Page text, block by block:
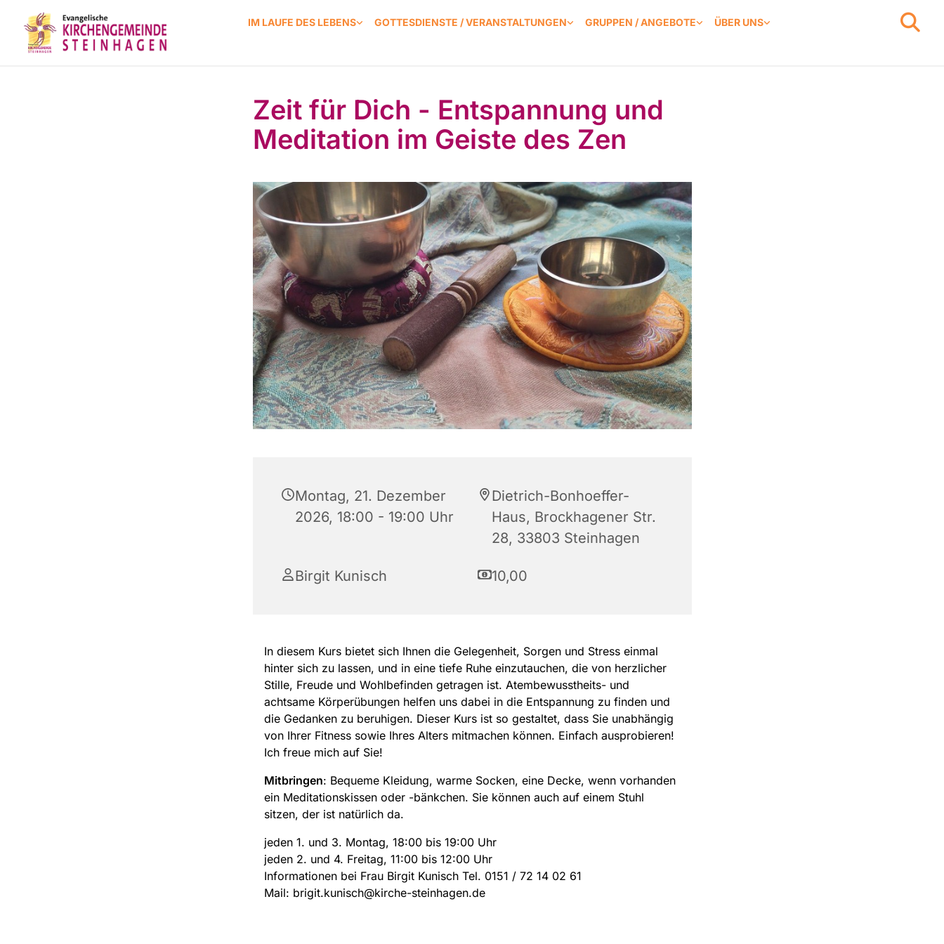
IM LAUFE DES LEBENS GOTTESDIENSTE / VERANSTALTUNGEN GRUPPEN / ANGEBOTE ÜBER UNS
Zeit für Dich - Entspannung und
Meditation im Geiste des Zen
Montag, 21. Dezember
2026, 18:00 - 19:00 Uhr
Dietrich-Bonhoeffer-
Haus, Brockhagener Str.
28, 33803 Steinhagen
Birgit Kunisch 10,00
In diesem Kurs bietet sich Ihnen die Gelegenheit, Sorgen und Stress einmal
hinter sich zu lassen, und in eine tiefe Ruhe einzutauchen, die von herzlicher
Stille, Freude und Wohlbefinden getragen ist. Atembewusstheits- und
achtsame Körperübungen helfen uns dabei in die Entspannung zu finden und
die Gedanken zu beruhigen. Dieser Kurs ist so gestaltet, dass Sie unabhängig
von Ihrer Fitness sowie Ihres Alters mitmachen können. Einfach ausprobieren!
Ich freue mich auf Sie!
Mitbringen: Bequeme Kleidung, warme Socken, eine Decke, wenn vorhanden
ein Meditationskissen oder -bänkchen. Sie können auch auf einem Stuhl
sitzen, der ist natürlich da.
jeden 1. und 3. Montag, 18:00 bis 19:00 Uhr
jeden 2. und 4. Freitag, 11:00 bis 12:00 Uhr
Informationen bei Frau Birgit Kunisch Tel. 0151 / 72 14 02 61
Mail: brigit.kunisch@kirche-steinhagen.de